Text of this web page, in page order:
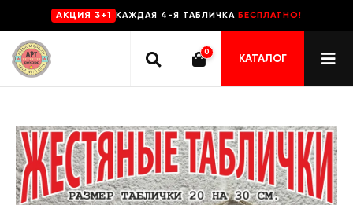
AKЦИЯ 3+1 КАЖДАЯ 4-Я ТАБЛИЧКА БЕСПЛАТНО!
0
КАТАЛОГ